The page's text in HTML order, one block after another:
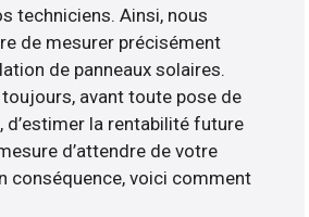
techniciens. Ainsi, nous
de mesurer précisément
de panneaux solaires.
avant toute pose de
d’estimer la rentabilité future
d’attendre de votre
conséquence, voici comment